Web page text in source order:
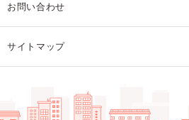
お問い合わせ
サイトマップ